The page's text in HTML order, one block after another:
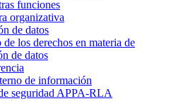
funciones
organizativa
de datos
los derechos en materia de
de datos
de información
seguridad APPA-RLA